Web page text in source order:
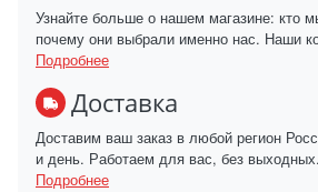
Узнайте больше о нашем магазине: кто
почему они выбрали именно нас. Наши
Подробнее
Доставка
Доставим ваш заказ в любой регион
и день. Работаем для вас, без выходных.
Подробнее